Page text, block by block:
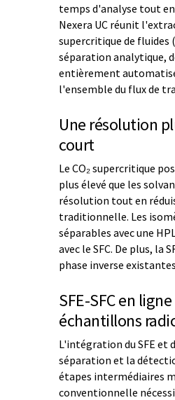
temps d'analyse tout
Nexera UC réunit
supercritique de fluides
séparation analytique,
entièrement
l'ensemble du flux de
Une résolution
court
Le CO₂ supercritique
plus élevé que les
résolution tout en
traditionnelle. Les
séparables avec une
avec le SFC. De plus, la
phase inverse
SFE-SFC en
échantillons
L'intégration du SFE et
séparation et la
étapes intermédiaires
conventionnelle